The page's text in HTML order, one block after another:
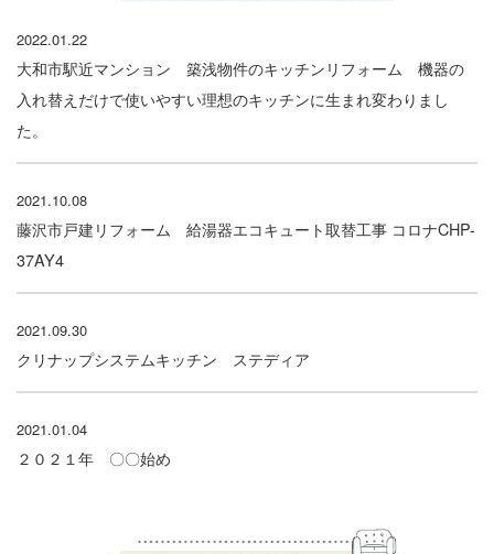
2022.01.22
大和市駅近マンション 築浅物件のキッチンリフォーム 機器の
入れ替えだけで使いやすい理想のキッチンに生まれ変わりまし
た。
2021.10.08
藤沢市戸建リフォーム 給湯器エコキュート取替工事 コロナCHP-
37AY4
2021.09.30
クリナップシステムキッチン ステディア
2021.01.04
２０２１年 〇〇始め